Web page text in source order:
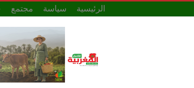
الرئيسية سياسة مجتمع